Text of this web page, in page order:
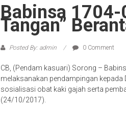
Babinsa
Tangan”
Posted By: admin 0 Comment
CB, (Pendam kasuari) Sorong –
melaksanakan pendampingan
sosialisasi obat kaki gajah serta
(24/10/2017).